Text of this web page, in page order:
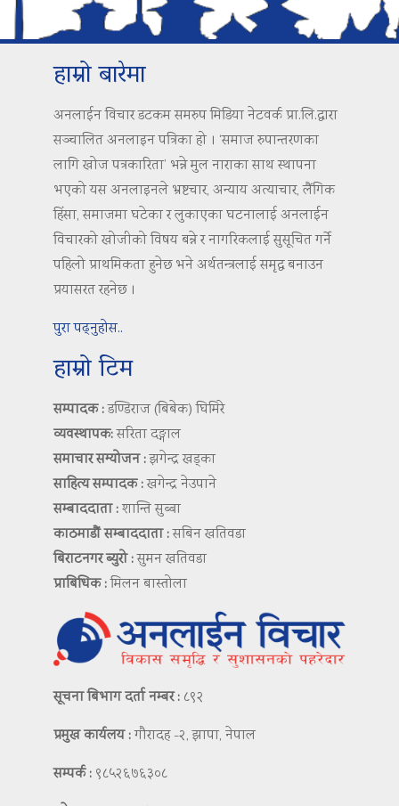
हाम्रो बारेमा
अनलाईन विचार डटकम समरुप मिडिया नेटवर्क प्रा.लि.द्वारा
सञ्चालित अनलाइन पत्रिका हो । ‘समाज रुपान्तरणका
लागि खोज पत्रकारिता’ भन्ने मुल नाराका साथ स्थापना
भएको यस अनलाइनले भ्रष्टचार, अन्याय अत्याचार, लैंगिक
हिंसा, समाजमा घटेका र लुकाएका घटनालाई अनलाईन
विचारको खोजीको विषय बन्ने र नागरिकलाई सुसूचित गर्ने
पहिलो प्राथमिकता हुनेछ भने अर्थतन्त्रलाई समृद्ध बनाउन
प्रयासरत रहनेछ ।
पुरा पढ्नुहोस..
हाम्रो टिम
सम्पादक :डण्डिराज (बिबेक) घिमिरे
व्यवस्थापक:सरिता दङ्गाल
समाचार सम्योजन :झगेन्द्र खड्का
साहित्य सम्पादक :खगेन्द्र नेउपाने
सम्बाददाता :शान्ति सुब्बा
काठमाडौं सम्बाददाता :सबिन खतिवडा
बिराटनगर ब्युरो :सुमन खतिवडा
प्राबिधिक :मिलन बास्तोला
सूचना बिभाग दर्ता नम्बर : ८९२
प्रमुख कार्यलय :गौरादह -२, झापा, नेपाल
सम्पर्क : ९८५२६७६३०८